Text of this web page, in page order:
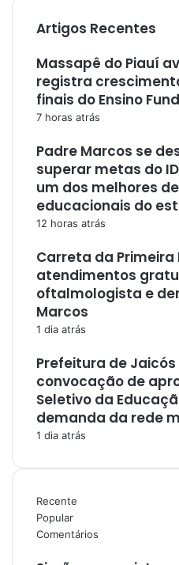
Artigos Recentes
Massapê do Piauí
registra
finais do Ensino
7 horas atrás
Padre Marcos se
superar metas do
um dos melhores
educacionais do
12 horas atrás
Carreta da
atendimentos
oftalmologista e
Marcos
1 dia atrás
Prefeitura de
convocação de
Seletivo da
demanda da rede
1 dia atrás
Recente
Popular
Comentários